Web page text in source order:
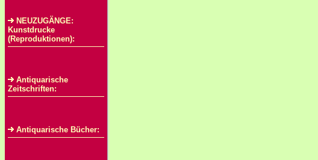
NEUZUGÄNGE:
Kunstdrucke
(Reproduktionen):
Antiquarische
Zeitschriften:
Antiquarische Bücher: